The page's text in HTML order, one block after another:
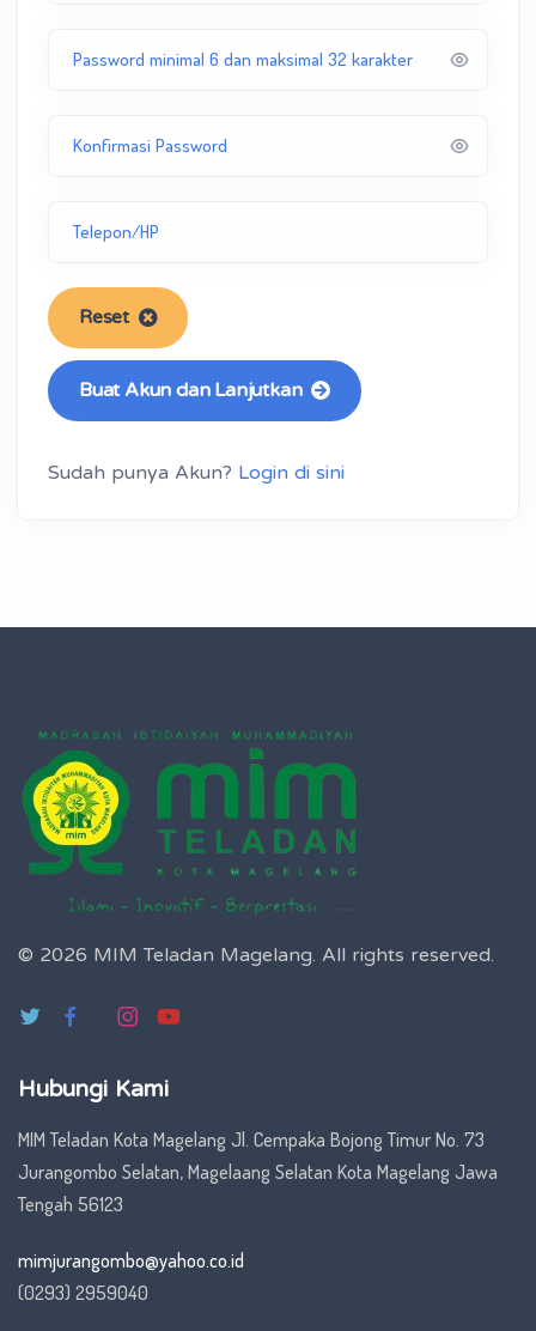
Password minimal 6 dan maksimal 32 karakter
Konfirmasi Password
Telepon/HP
Reset
Buat Akun dan Lanjutkan
Sudah punya Akun? Login di sini
© 2026 MIM Teladan Magelang. All rights reserved.
Hubungi Kami
MIM Teladan Kota Magelang Jl. Cempaka Bojong Timur No. 73
Jurangombo Selatan, Magelaang Selatan Kota Magelang Jawa
Tengah 56123
mimjurangombo@yahoo.co.id
(0293) 2959040